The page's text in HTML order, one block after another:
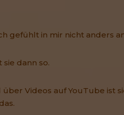
gefühlt in mir nicht anders
sie dann so.
Videos auf YouTube ist